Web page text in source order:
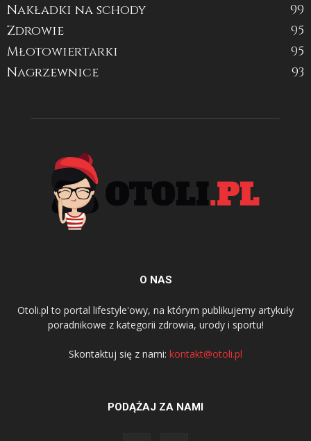
Nakładki na schody
99
Zdrowie
95
Młotowiertarki
95
Nagrzewnice
93
O NAS
Otoli.pl to portal lifestyle'owy, na którym publikujemy artykuły
poradnikowe z kategorii zdrowia, urody i sportu!
Skontaktuj się z nami: kontakt@otoli.pl
PODĄŻAJ ZA NAMI